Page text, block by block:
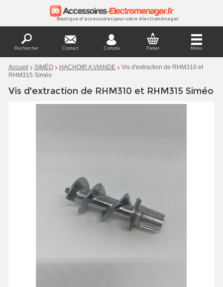
Boutique d'accessoires pour votre électroménager
Rechercher Contact Compte Panier Menu
Accueil SIMÉO HACHOIR A VIANDE
Vis d'extraction de RHM310 et
RHM315 Siméo
Vis d'extraction de RHM310 et RHM315 Siméo